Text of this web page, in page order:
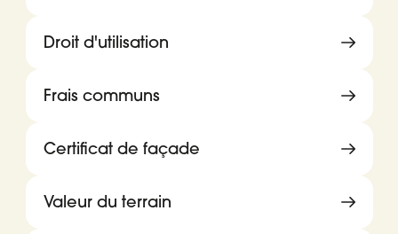
Droit d'utilisation
Frais communs
Certificat de façade
Valeur du terrain